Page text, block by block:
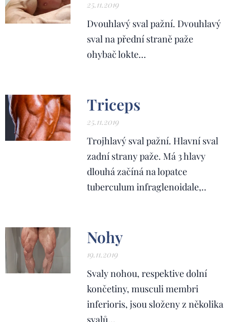
25.11.2019
Dvouhlavý sval pažní. Dvouhlavý
sval na přední straně paže
ohybač lokte...
Triceps
25.11.2019
Trojhlavý sval pažní. Hlavní sval
zadní strany paže. Má 3 hlavy
dlouhá začíná na lopatce
tuberculum infraglenoidale,..
Nohy
19.11.2019
Svaly nohou, respektive dolní
končetiny, musculi membri
inferioris, jsou složeny z několika
svalů...